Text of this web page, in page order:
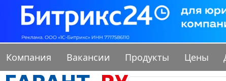
Компания Вакансии Продукты Цены